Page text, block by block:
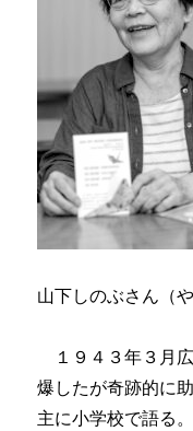
山下しのぶさん（
１９４３年３月
爆したが奇跡的に
主に小学校で語る